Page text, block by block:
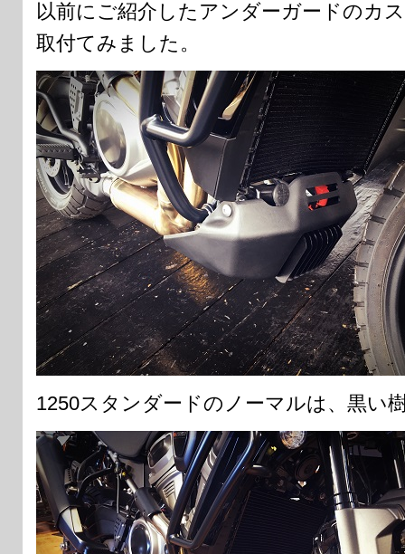
以前にご紹介したアンダーガードのカ
取付てみました。
1250スタンダードのノーマルは、黒い